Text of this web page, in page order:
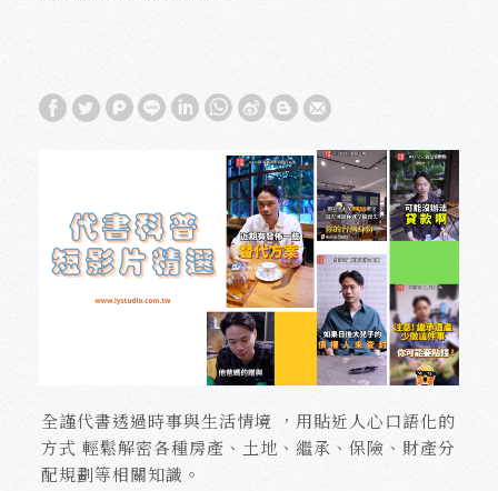
全謹代書透過時事與生活情境 ，用貼近人心口語化的
方式 輕鬆解密各種房產、土地、繼承、保險、財產分
配規劃等相關知識。